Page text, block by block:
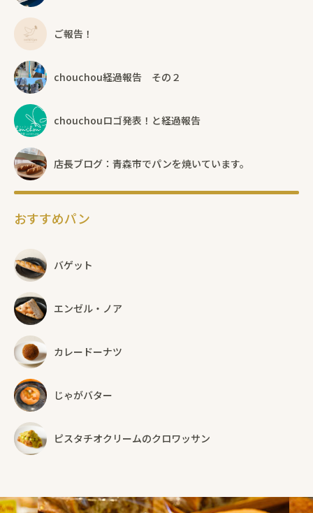
ご報告！
chouchou経過報告 その２
chouchouロゴ発表！と経過報告
店長ブログ：青森市でパンを焼いています。
おすすめパン
バゲット
エンゼル・ノア
カレードーナツ
じゃがバター
ピスタチオクリームのクロワッサン